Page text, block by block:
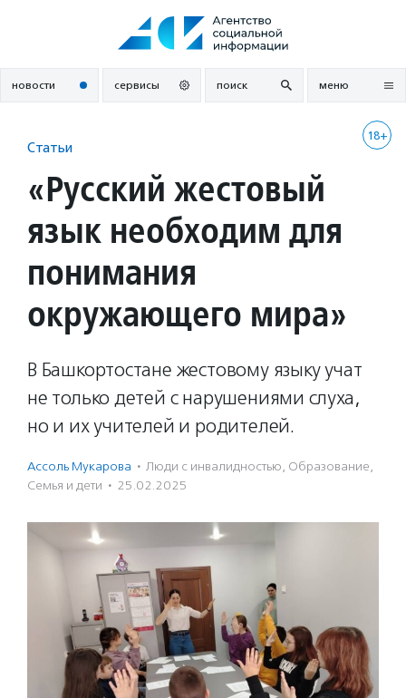
новости сервисы поиск меню
18+
Статьи
«Русский жестовый
язык необходим для
понимания
окружающего мира»
В Башкортостане жестовому языку учат
не только детей с нарушениями слуха,
но и их учителей и родителей.
Ассоль Мукарова · Люди с инвалидностью, Образование,
Семья и дети · 25.02.2025